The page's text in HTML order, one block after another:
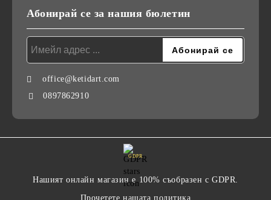
Абонирай се за нашия бюлетин
office@ketidart.com
0897862910
GDPR
Нашият онлайн магазин е 100% съобразен с GDPR.
Прочетете нашата политика